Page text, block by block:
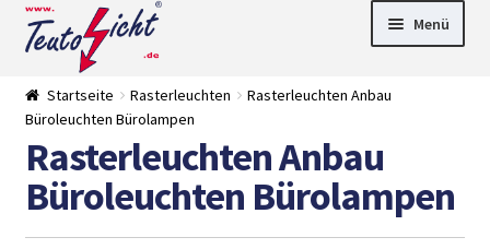
Zur
Navigation
springen
Springe
zum
Menü
► LED Panel
►
t
Downlights
►
Deckenleuch
ten
►
Außenleucht
en
► LED
Streifen
► Zubehör
►
Startseite Rasterleuchten
Rasterleuchten Anbau
Büroleuchten Bürolampen
Rasterleuchten Anbau
Büroleuchten Bürolampen